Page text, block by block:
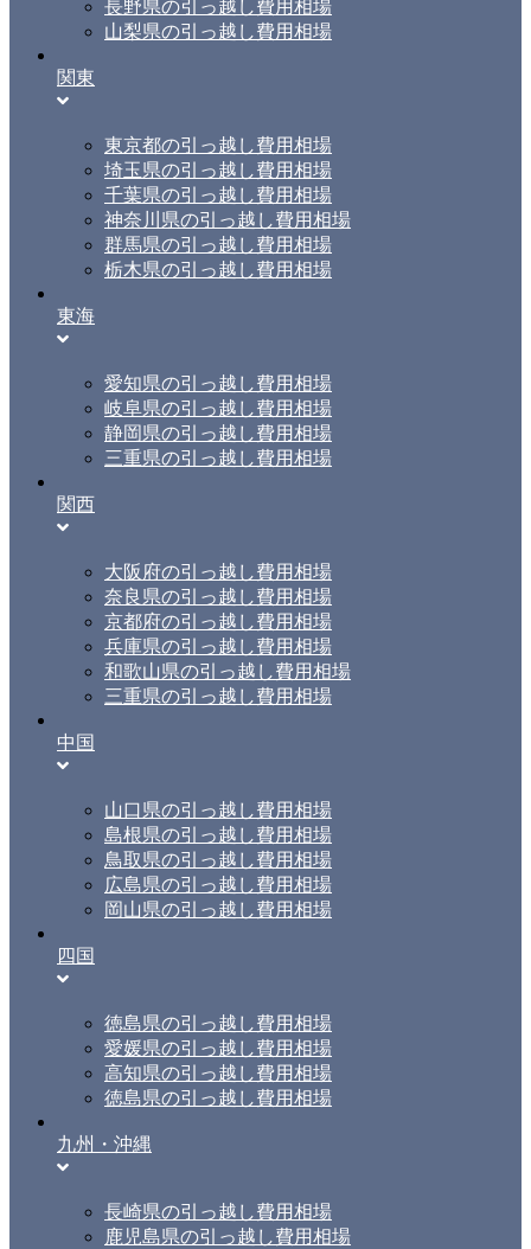
長野県の引っ越し費用相場
山梨県の引っ越し費用相場
関東
東京都の引っ越し費用相場
埼玉県の引っ越し費用相場
千葉県の引っ越し費用相場
神奈川県の引っ越し費用相場
群馬県の引っ越し費用相場
栃木県の引っ越し費用相場
東海
愛知県の引っ越し費用相場
岐阜県の引っ越し費用相場
静岡県の引っ越し費用相場
三重県の引っ越し費用相場
関西
大阪府の引っ越し費用相場
奈良県の引っ越し費用相場
京都府の引っ越し費用相場
兵庫県の引っ越し費用相場
和歌山県の引っ越し費用相場
三重県の引っ越し費用相場
中国
山口県の引っ越し費用相場
島根県の引っ越し費用相場
鳥取県の引っ越し費用相場
広島県の引っ越し費用相場
岡山県の引っ越し費用相場
四国
徳島県の引っ越し費用相場
愛媛県の引っ越し費用相場
高知県の引っ越し費用相場
徳島県の引っ越し費用相場
九州・沖縄
長崎県の引っ越し費用相場
鹿児島県の引っ越し費用相場